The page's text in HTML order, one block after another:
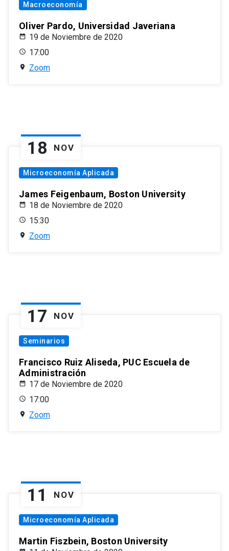
Macroeconomía
Oliver Pardo, Universidad Javeriana
19 de Noviembre de 2020
17:00
Zoom
18 NOV
Microeconomía Aplicada
James Feigenbaum, Boston University
18 de Noviembre de 2020
15:30
Zoom
17 NOV
Seminarios
Francisco Ruiz Aliseda, PUC Escuela de
Administración
17 de Noviembre de 2020
17:00
Zoom
11 NOV
Microeconomía Aplicada
Martin Fiszbein, Boston University